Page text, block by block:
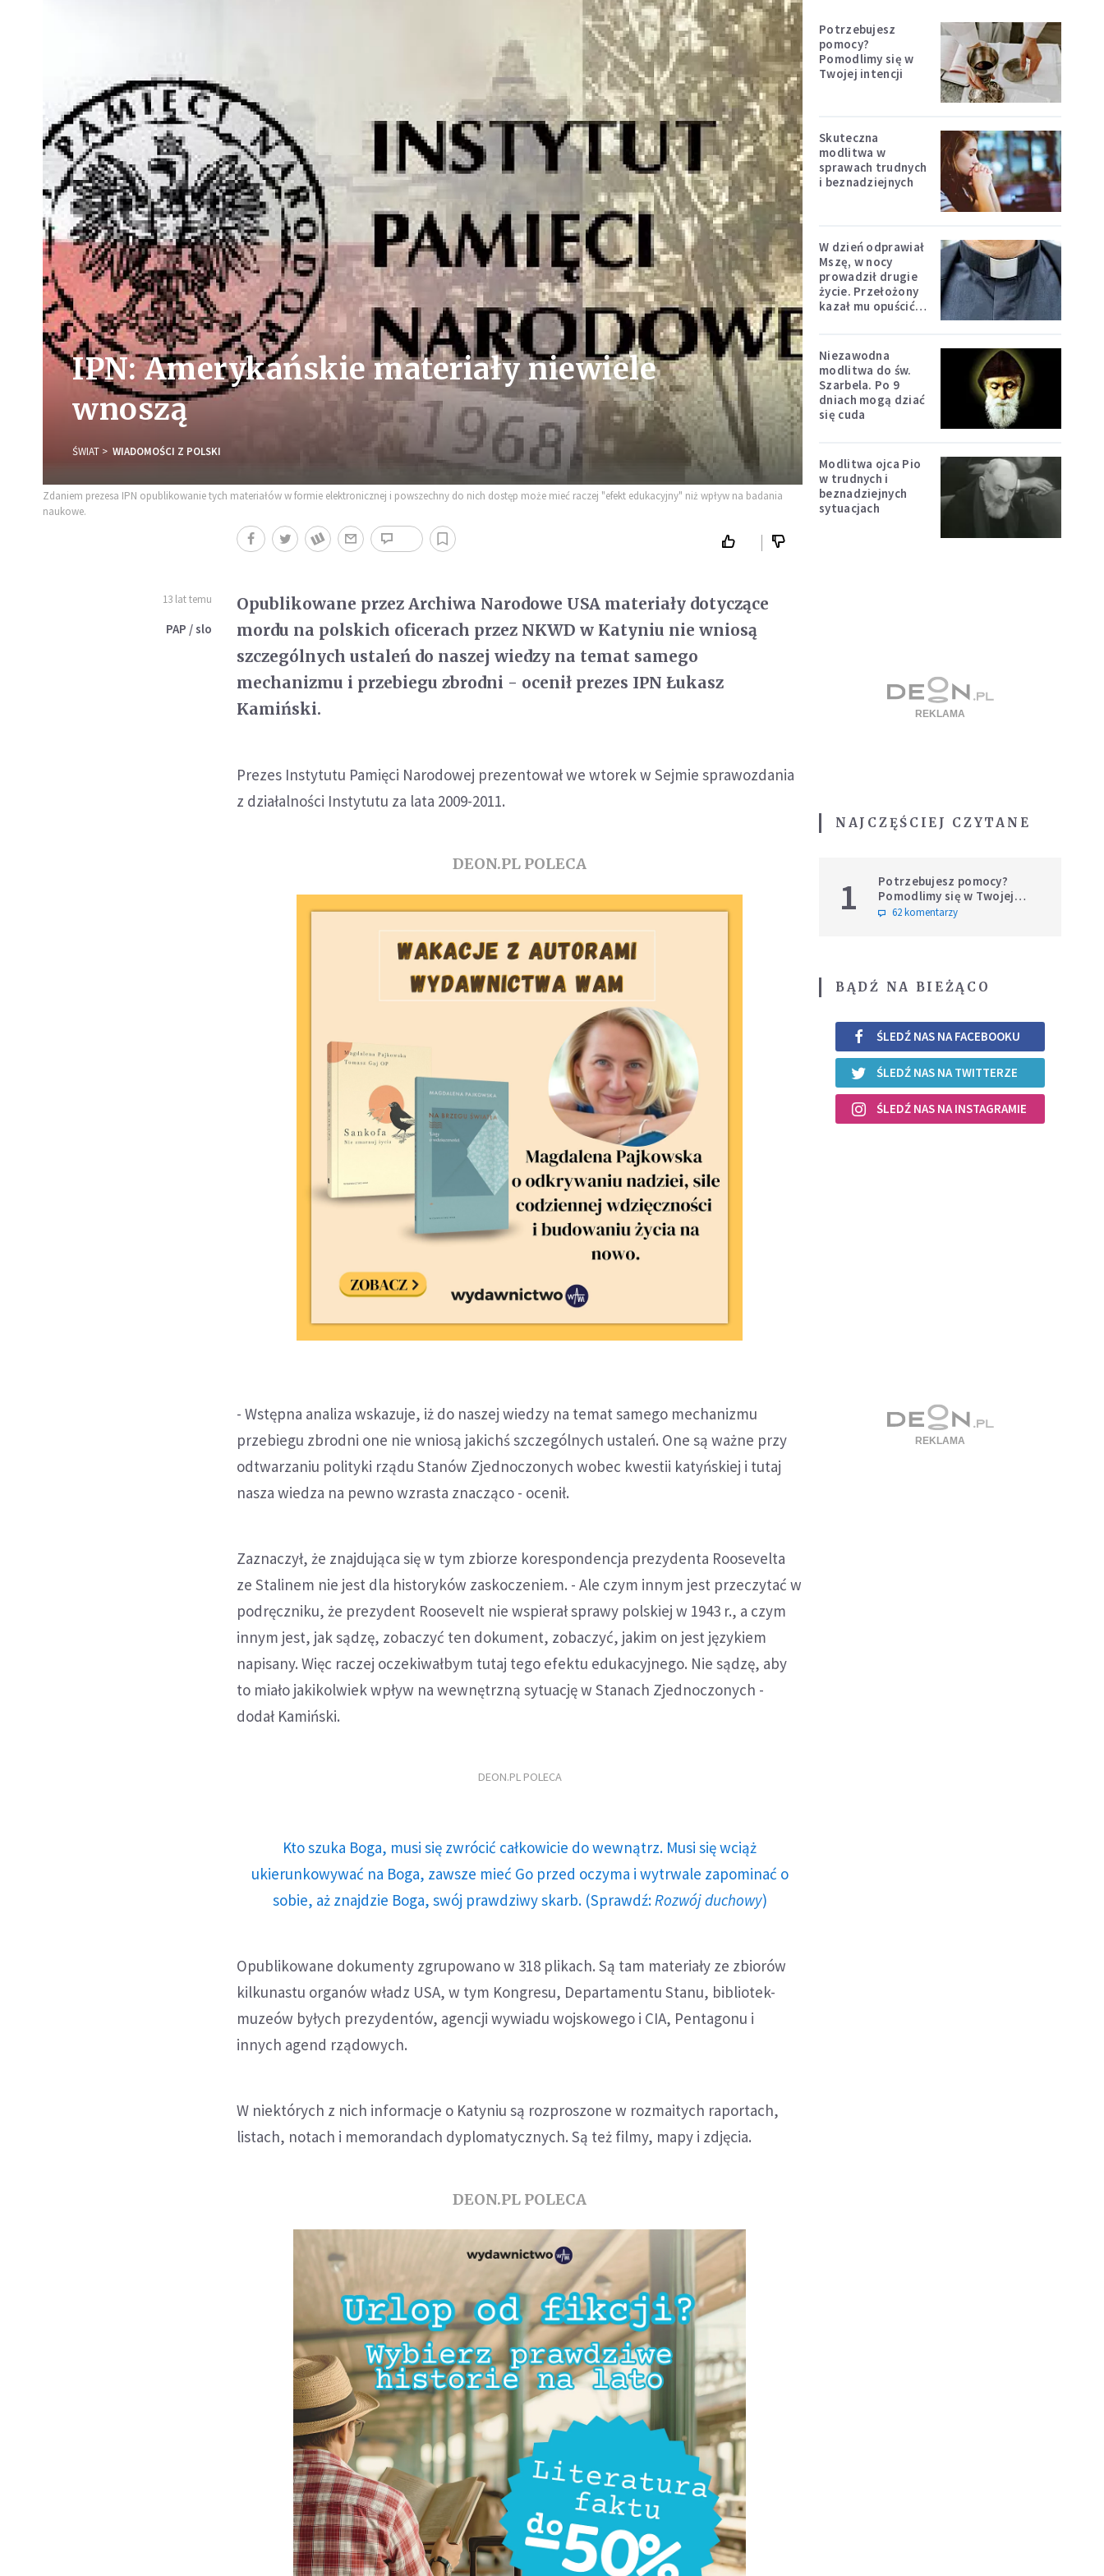
IPN: Amerykańskie materiały niewiele
wnoszą
ŚWIAT WIADOMOŚCI Z POLSKI
Zdaniem prezesa IPN opublikowanie tych materiałów w formie elektronicznej i powszechny do nich dostęp może mieć raczej "efekt edukacyjny" niż wpływ na badania
naukowe.
13 lat temu
PAP / slo
Opublikowane przez Archiwa Narodowe USA materiały dotyczące
mordu na polskich oficerach przez NKWD w Katyniu nie wniosą
szczególnych ustaleń do naszej wiedzy na temat samego
mechanizmu i przebiegu zbrodni - ocenił prezes IPN Łukasz
Kamiński.
Prezes Instytutu Pamięci Narodowej prezentował we wtorek w Sejmie sprawozdania
z działalności Instytutu za lata 2009-2011.
DEON.PL POLECA
- Wstępna analiza wskazuje, iż do naszej wiedzy na temat samego mechanizmu
przebiegu zbrodni one nie wniosą jakichś szczególnych ustaleń. One są ważne przy
odtwarzaniu polityki rządu Stanów Zjednoczonych wobec kwestii katyńskiej i tutaj
nasza wiedza na pewno wzrasta znacząco - ocenił.
Zaznaczył, że znajdująca się w tym zbiorze korespondencja prezydenta Roosevelta
ze Stalinem nie jest dla historyków zaskoczeniem. - Ale czym innym jest przeczytać w
podręczniku, że prezydent Roosevelt nie wspierał sprawy polskiej w 1943 r., a czym
innym jest, jak sądzę, zobaczyć ten dokument, zobaczyć, jakim on jest językiem
napisany. Więc raczej oczekiwałbym tutaj tego efektu edukacyjnego. Nie sądzę, aby
to miało jakikolwiek wpływ na wewnętrzną sytuację w Stanach Zjednoczonych -
dodał Kamiński.
DEON.PL POLECA
Kto szuka Boga, musi się zwrócić całkowicie do wewnątrz. Musi się wciąż
ukierunkowywać na Boga, zawsze mieć Go przed oczyma i wytrwale zapominać o
sobie, aż znajdzie Boga, swój prawdziwy skarb. (Sprawdź: Rozwój duchowy)
Opublikowane dokumenty zgrupowano w 318 plikach. Są tam materiały ze zbiorów
kilkunastu organów władz USA, w tym Kongresu, Departamentu Stanu, bibliotek-
muzeów byłych prezydentów, agencji wywiadu wojskowego i CIA, Pentagonu i
innych agend rządowych.
W niektórych z nich informacje o Katyniu są rozproszone w rozmaitych raportach,
listach, notach i memorandach dyplomatycznych. Są też filmy, mapy i zdjęcia.
DEON.PL POLECA
Potrzebujesz
pomocy?
Pomodlimy się w
Twojej intencji
Skuteczna
modlitwa w
sprawach trudnych
i beznadziejnych
W dzień odprawiał
Mszę, w nocy
prowadził drugie
życie. Przełożony
kazał mu opuścić
Niezawodna
modlitwa do św.
Szarbela. Po 9
dniach mogą dziać
się cuda
Modlitwa ojca Pio
w trudnych i
beznadziejnych
sytuacjach
NAJCZĘŚCIEJ CZYTANE
1
Potrzebujesz pomocy?
Pomodlimy się w Twojej
intencji
62 komentarzy
BĄDŹ NA BIEŻĄCO
ŚLEDŹ NAS NA FACEBOOKU
ŚLEDŹ NAS NA TWITTERZE
ŚLEDŹ NAS NA INSTAGRAMIE